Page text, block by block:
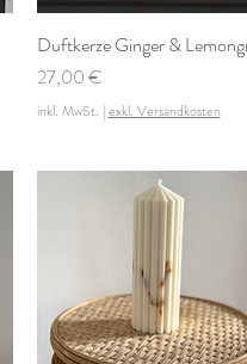
Schnellansicht
Duftkerze Ginger &
Preis
27,00 €
inkl. MwSt. |exkl. Versandkosten